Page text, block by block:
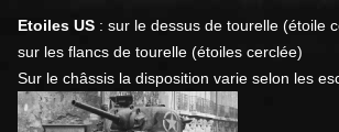
Etoiles US : sur le dessus de tourelle (étoile
sur les flancs de tourelle (étoiles cerclée)
Sur le châssis la disposition varie selon les